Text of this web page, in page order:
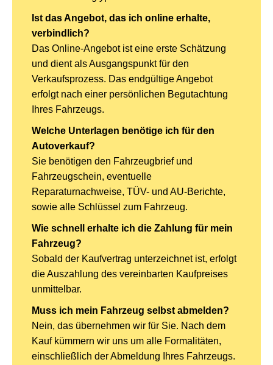
Ist das Angebot, das ich online erhalte,
verbindlich?
Das Online-Angebot ist eine erste Schätzung
und dient als Ausgangspunkt für den
Verkaufsprozess. Das endgültige Angebot
erfolgt nach einer persönlichen Begutachtung
Ihres Fahrzeugs.
Welche Unterlagen benötige ich für den
Autoverkauf?
Sie benötigen den Fahrzeugbrief und
Fahrzeugschein, eventuelle
Reparaturnachweise, TÜV- und AU-Berichte,
sowie alle Schlüssel zum Fahrzeug.
Wie schnell erhalte ich die Zahlung für mein
Fahrzeug?
Sobald der Kaufvertrag unterzeichnet ist, erfolgt
die Auszahlung des vereinbarten Kaufpreises
unmittelbar.
Muss ich mein Fahrzeug selbst abmelden?
Nein, das übernehmen wir für Sie. Nach dem
Kauf kümmern wir uns um alle Formalitäten,
einschließlich der Abmeldung Ihres Fahrzeugs.